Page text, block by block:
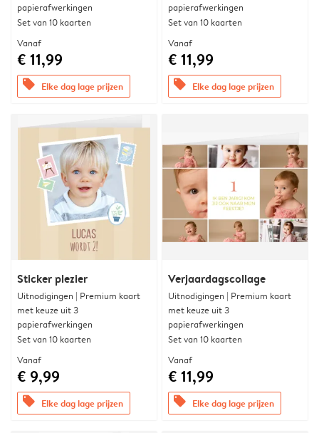
papierafwerkingen
Set van 10 kaarten
Vanaf
€ 11,99
offers Elke dag lage prijzen
papierafwerkingen
Set van 10 kaarten
Vanaf
€ 11,99
offers Elke dag lage prijzen
Sticker plezier
Uitnodigingen | Premium kaart
met keuze uit 3
papierafwerkingen
Set van 10 kaarten
Vanaf
€ 9,99
offers Elke dag lage prijzen
Verjaardagscollage
Uitnodigingen | Premium kaart
met keuze uit 3
papierafwerkingen
Set van 10 kaarten
Vanaf
€ 11,99
offers Elke dag lage prijzen